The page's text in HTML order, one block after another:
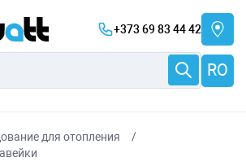
+373 69 83 44 42
RO
для отопления